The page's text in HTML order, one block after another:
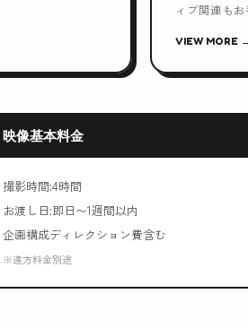
ィブ関連もお
VIEW MORE
映像基本料金
撮影時間:4時間
お渡し日:即日〜1週間以内
企画構成ディレクション費含む
※遠方料金別途